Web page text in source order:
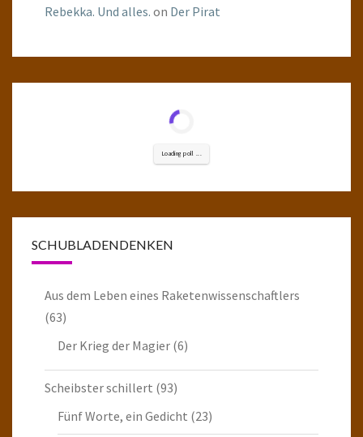
Rebekka. Und alles. on Der Pirat
Loading poll ...
SCHUBLADENDENKEN
Aus dem Leben eines Raketenwissenschaftlers
(63)
Der Krieg der Magier (6)
Scheibster schillert (93)
Fünf Worte, ein Gedicht (23)